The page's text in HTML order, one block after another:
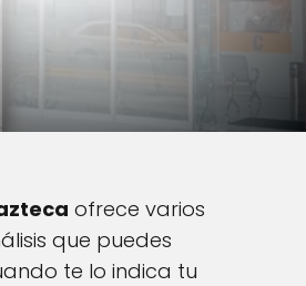
ofrece varios
que puedes
te lo indica tu